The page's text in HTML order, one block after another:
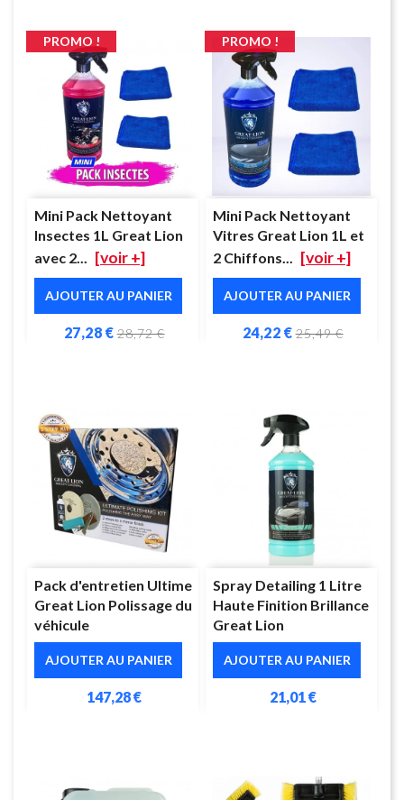
Mini Pack Nettoyant
Insectes 1L Great Lion
avec 2... [voir +]
AJOUTER AU PANIER
27,28 € 28,72 €
PROMO !
Mini Pack Nettoyant
Vitres Great Lion 1L et
2 Chiffons... [voir +]
AJOUTER AU PANIER
24,22 € 25,49 €
PROMO !
Pack d'entretien Ultime
Great Lion Polissage du
véhicule
AJOUTER AU PANIER
147,28 €
Spray Detailing 1 Litre
Haute Finition Brillance
Great Lion
AJOUTER AU PANIER
21,01 €